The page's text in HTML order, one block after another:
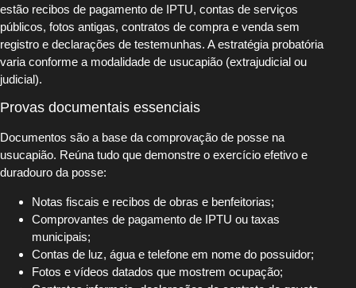
estão recibos de pagamento de IPTU, contas de serviços
públicos, fotos antigas, contratos de compra e venda sem
registro e declarações de testemunhas. A estratégia probatória
varia conforme a modalidade de usucapião (extrajudicial ou
judicial).
Provas documentais essenciais
Documentos são a base da comprovação de posse na
usucapião. Reúna tudo que demonstre o exercício efetivo e
duradouro da posse:
Notas fiscais e recibos de obras e benfeitorias;
Comprovantes de pagamento de IPTU ou taxas
municipais;
Contas de luz, água e telefone em nome do possuidor;
Fotos e vídeos datados que mostrem ocupação;